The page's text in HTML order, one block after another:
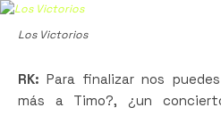
Los Victorios
RK:Para finalizar nos
más a Timo?, ¿un